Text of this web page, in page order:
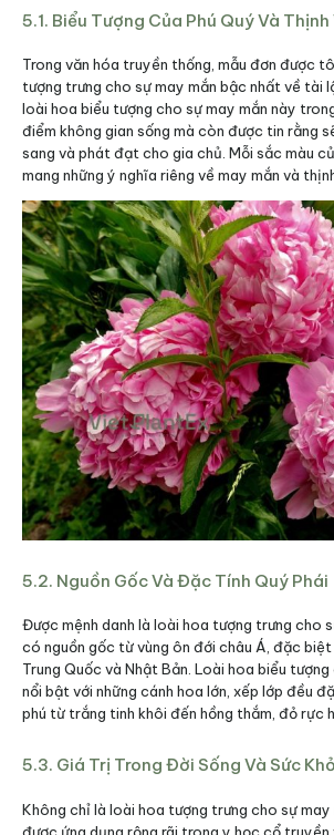
5.1. Biểu Tượng Của Phú Quý Và
Trong văn hóa truyền thống, mẫu đơn được
tượng trưng cho sự may mắn bậc nhất về tài
loài hoa biểu tượng cho sự may mắn này
điểm không gian sống mà còn được tin rằng
sang và phát đạt cho gia chủ. Mỗi sắc màu
mang những ý nghĩa riêng về may mắn và
5.2. Nguồn Gốc Và Đặc Tính Quý Phái
Được mệnh danh là loài hoa tượng trưng cho
có nguồn gốc từ vùng ôn đới châu Á, đặc
Trung Quốc và Nhật Bản. Loài hoa biểu
nổi bật với những cánh hoa lớn, xếp lớp đều
phú từ trắng tinh khôi đến hồng thắm, đỏ rực
5.3. Giá Trị Trong Đời Sống Và Sức
Không chỉ là loài hoa tượng trưng cho sự may
được ứng dụng rộng rãi trong y học cổ truyền